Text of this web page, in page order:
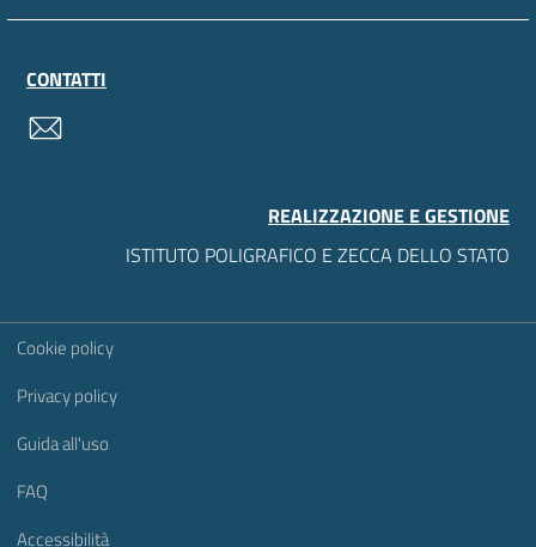
CONTATTI
REALIZZAZIONE E GESTIONE
ISTITUTO POLIGRAFICO E ZECCA DELLO STATO
Sezione Link Utili
Cookie policy
Privacy policy
Guida all'uso
FAQ
Accessibilità